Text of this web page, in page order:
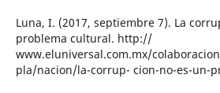
Luna, I. (2017, septiembre 7). La
problema cultural. http://
www.eluniversal.com.mx/
pla/nacion/la-corrup- cion-no-es-un-